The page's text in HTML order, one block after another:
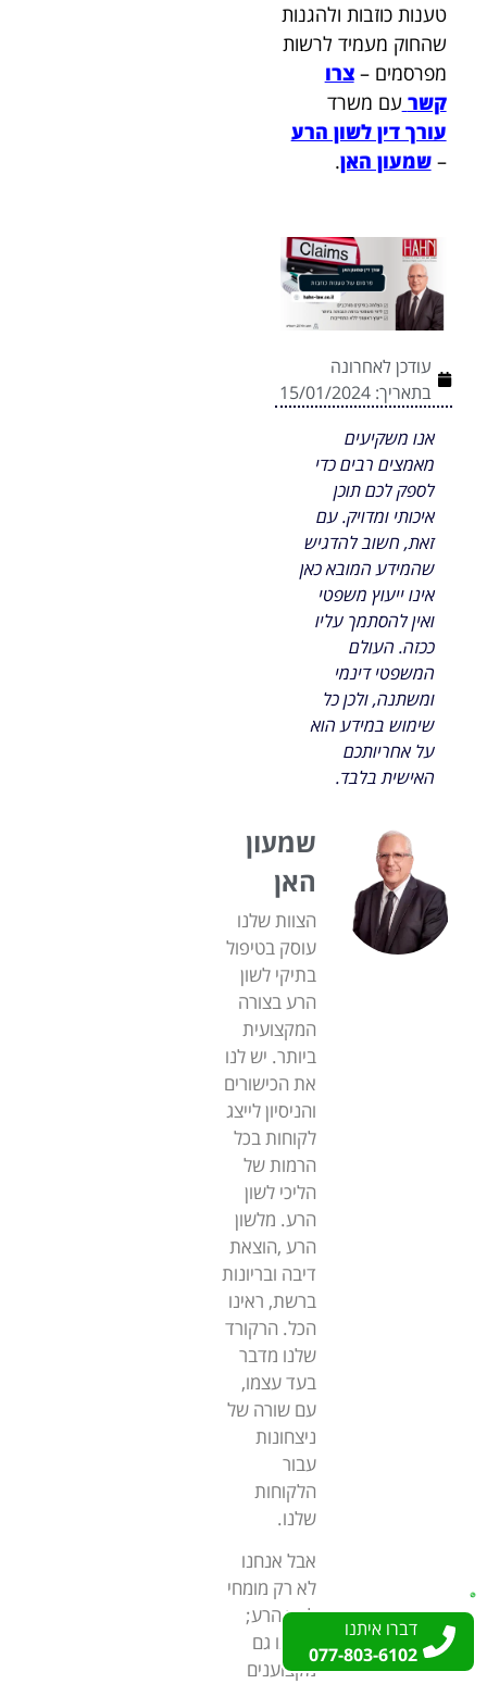
טענות כוזבות ולהגנות
שהחוק מעמיד לרשות
מפרסמים –צרו
קשר עם משרד
עורך דין לשון הרע
–שמעון האן.
עודכן לאחרונה
בתאריך: 15/01/2024
אנו משקיעים
מאמצים רבים כדי
לספק לכם תוכן
איכותי ומדויק. עם
זאת, חשוב להדגיש
שהמידע המובא כאן
אינו ייעוץ משפטי
ואין להסתמך עליו
ככזה. העולם
המשפטי דינמי
ומשתנה, ולכן כל
שימוש במידע הוא
על אחריותכם
האישית בלבד.
שמעון
האן
הצוות שלנו
עוסק בטיפול
בתיקי לשון
הרע בצורה
המקצועית
ביותר. יש לנו
את הכישורים
והניסיון לייצג
לקוחות בכל
הרמות של
הליכי לשון
הרע. מלשון
הרע ,הוצאת
דיבה ובריונות
ברשת, ראינו
הכל. הרקורד
שלנו מדבר
בעד עצמו,
עם שורה של
ניצחונות
עבור
הלקוחות
שלנו.
אבל אנחנו
לא רק מומחי
לשון הרע;
אנחנו גם
מקצוענים
דברו איתנו
077-803-6102
דברו איתנו
077-803-6102